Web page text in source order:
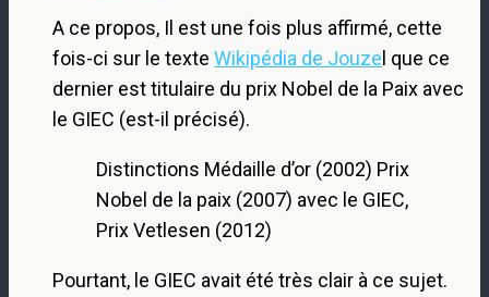
A ce propos, Il est une fois plus affirmé, cette
fois-ci sur le texte Wikipédia de Jouzel que ce
dernier est titulaire du prix Nobel de la Paix avec
le GIEC (est-il précisé).
Distinctions Médaille d’or (2002) Prix
Nobel de la paix (2007) avec le GIEC,
Prix Vetlesen (2012)
Pourtant, le GIEC avait été très clair à ce sujet.